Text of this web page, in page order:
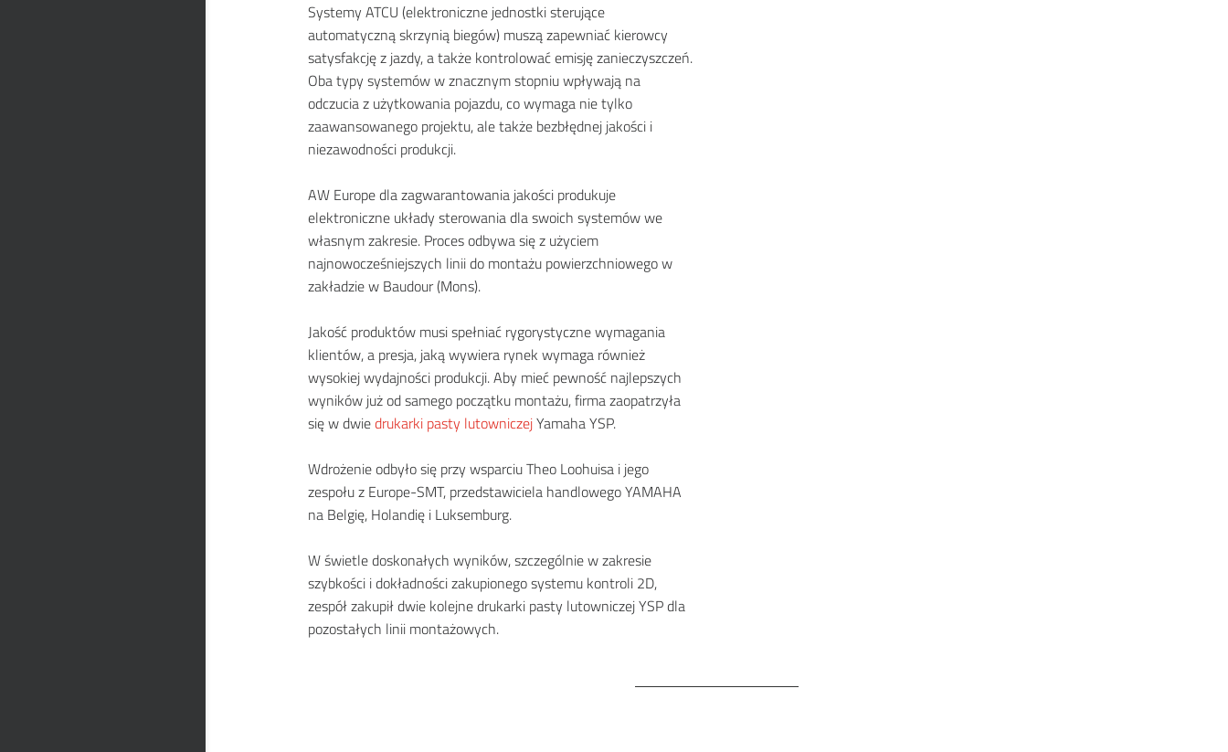
Systemy ATCU (elektroniczne jednostki sterujące
automatyczną skrzynią biegów) muszą zapewniać kierowcy
satysfakcję z jazdy, a także kontrolować emisję zanieczyszczeń.
Oba typy systemów w znacznym stopniu wpływają na
odczucia z użytkowania pojazdu, co wymaga nie tylko
zaawansowanego projektu, ale także bezbłędnej jakości i
niezawodności produkcji.
AW Europe dla zagwarantowania jakości produkuje
elektroniczne układy sterowania dla swoich systemów we
własnym zakresie. Proces odbywa się z użyciem
najnowocześniejszych linii do montażu powierzchniowego w
zakładzie w Baudour (Mons).
Jakość produktów musi spełniać rygorystyczne wymagania
klientów, a presja, jaką wywiera rynek wymaga również
wysokiej wydajności produkcji. Aby mieć pewność najlepszych
wyników już od samego początku montażu, firma zaopatrzyła
się w dwiedrukarki pasty lutowniczejYamaha YSP.
Wdrożenie odbyło się przy wsparciu Theo Loohuisa i jego
zespołu z Europe-SMT, przedstawiciela handlowego YAMAHA
na Belgię, Holandię i Luksemburg.
W świetle doskonałych wyników, szczególnie w zakresie
szybkości i dokładności zakupionego systemu kontroli 2D,
zespół zakupił dwie kolejne drukarki pasty lutowniczej YSP dla
pozostałych linii montażowych.